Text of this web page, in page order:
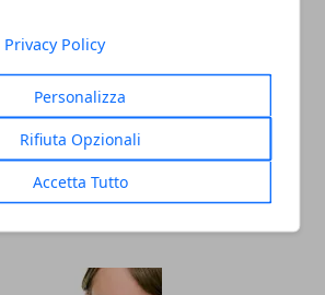
Privacy Policy
Personalizza
Rifiuta Opzionali
Accetta Tutto
la qualità nella tua vista!